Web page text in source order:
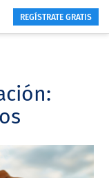
REGÍSTRATE GRATIS